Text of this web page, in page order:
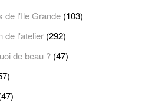
de l'Ile Grande (103)
de l'atelier (292)
de beau ? (47)